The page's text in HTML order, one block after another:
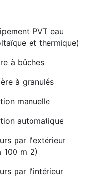
PVT eau
et thermique)
à bûches
à granulés
manuelle
automatique
par l'extérieur
100 m 2)
par l'intérieur